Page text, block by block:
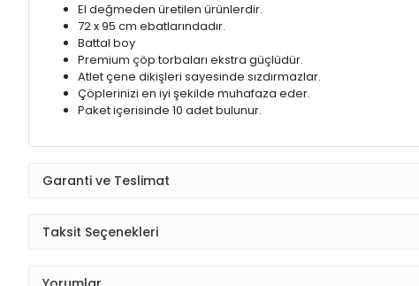
El değmeden üretilen ürünlerdir.
72 x 95 cm ebatlarındadır.
Battal boy
Premium çöp torbaları ekstra güçlüdür.
Atlet çene dikişleri sayesinde sızdırmazlar.
Çöplerinizi en iyi şekilde muhafaza eder.
Paket içerisinde 10 adet bulunur.
Garanti ve Teslimat
Taksit Seçenekleri